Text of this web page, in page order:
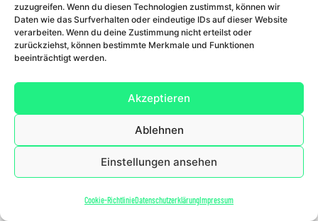
zuzugreifen. Wenn du diesen Technologien zustimmst, können wir
Daten wie das Surfverhalten oder eindeutige IDs auf dieser Website
verarbeiten. Wenn du deine Zustimmung nicht erteilst oder
zurückziehst, können bestimmte Merkmale und Funktionen
beeinträchtigt werden.
Akzeptieren
Ablehnen
Einstellungen ansehen
Cookie-RichtlinieDatenschutzerklärungImpressum